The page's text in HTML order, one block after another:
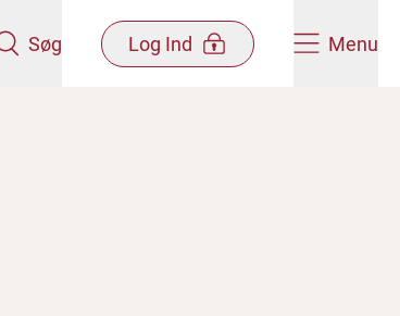
Søg Log Ind Menu